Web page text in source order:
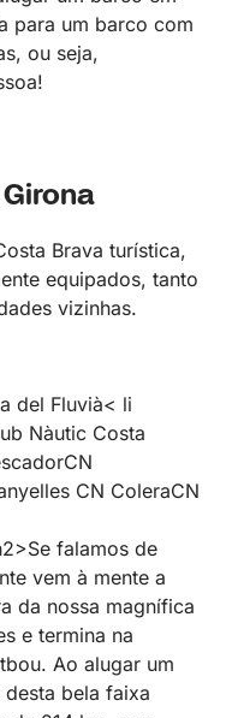
para um barco com
ou seja,
Brava turística,
equipados, tanto
vizinhas.
del Fluvià< li
Nàutic Costa
CN ColeraCN
falamos de
vem à mente a
da nossa magnífica
e termina na
Ao alugar um
bela faixa